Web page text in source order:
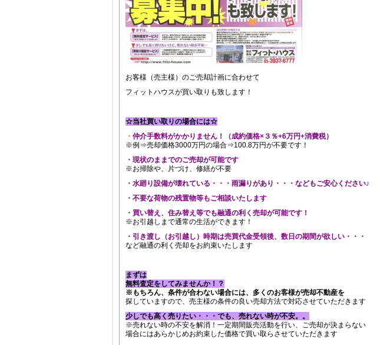
お客様（売主様）のご売却計画に合わせて
フィットハウスが買い取りも致します！
☆当社買い取りの場合には☆
・ 仲介手数料がかかりません！（成約価格×３％+6万円+消費税）
※例⇒売却価格3000万円の場合⇒100.8万円が不要です！
・現状のままでのご売却が可能です
※お掃除や、片づけ、修繕が不要
・水廻り設備が壊れている・・・雨漏りがあり・・・などもご安心ください♪
・不要な荷物の残置物等もご相談いたします
・買い替え、住み替え等でも融通の利く売却が可能です！
※お引越しまで通常の生活ができます！
・引き渡し（お引越し）時期は売買代金受領後、数日の期間が欲しい・・・
など融通の利く売却をお約束いたします
まずは
無料査定をしてみませんか！？
※もちろん、条件が合わない場合には、多くのお客様が売却不動産を
探していますので、売主様の条件の良い売却方法で対応させていただきます
少しでも高く売りたい・・・でも、売れない時が不安。。
※売れない時の不安を解消！一定期間販売活動を行い、ご売却が決まらない
場合にはあらかじめお約束した価格で買い取らさせていただきます